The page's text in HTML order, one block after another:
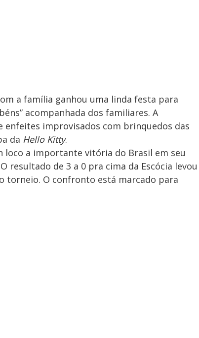
a família ganhou uma linda festa para
acompanhada dos familiares. A
improvisados com brinquedos das
da Hello Kitty.
loco a importante vitória do Brasil em seu
resultado de 3 a 0 pra cima da Escócia levou
torneio. O confronto está marcado para